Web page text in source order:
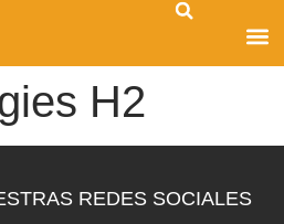
H2
REDES SOCIALES